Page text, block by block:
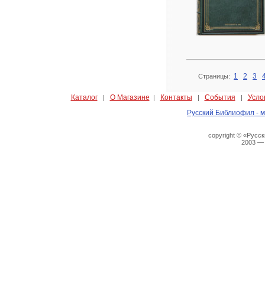
Страницы: 1 2 3
Каталог| О Магазине | Контакты | События |
Русский Библиофил -
copyright ©
2003 —